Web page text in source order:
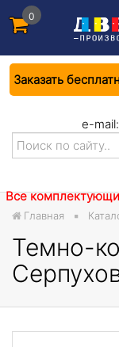
0
Заказать
e-mail:
Все
Главная
Темно-